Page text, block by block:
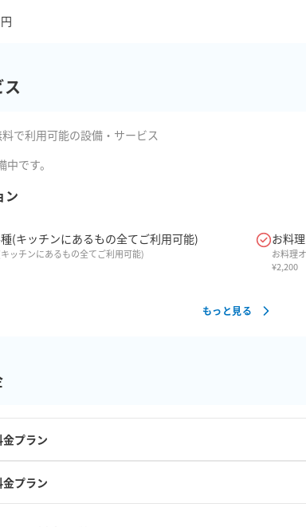
で利用可能の設備・サービス
です。
ン
(キッチンにあるもの全てご利用可能)
ッチンにあるもの全てご利用可能)
お料
お料理
¥2,200
もっと見る
プラン
プラン